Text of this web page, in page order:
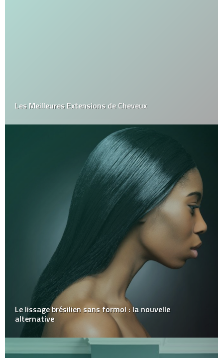
Les Meilleures Extensions de Cheveux
Le lissage brésilien sans formol : la nouvelle
alternative